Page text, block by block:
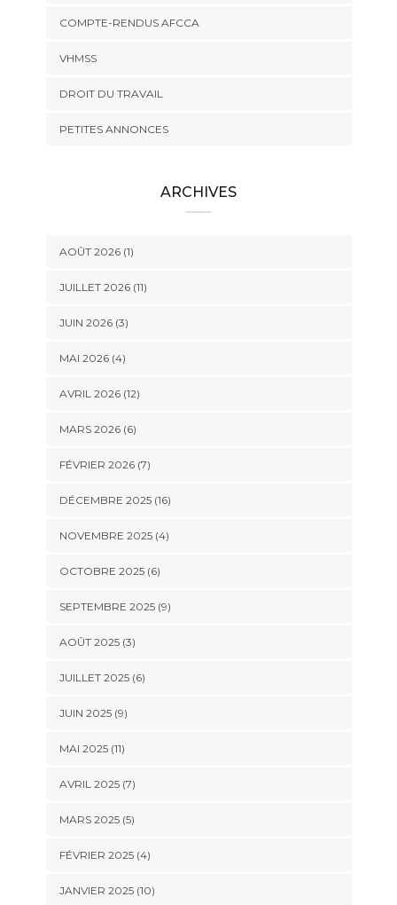
COMPTE-RENDUS AFCCA
VHMSS
DROIT DU TRAVAIL
PETITES ANNONCES
ARCHIVES
AOÛT 2026 (1)
JUILLET 2026 (11)
JUIN 2026 (3)
MAI 2026 (4)
AVRIL 2026 (12)
MARS 2026 (6)
FÉVRIER 2026 (7)
DÉCEMBRE 2025 (16)
NOVEMBRE 2025 (4)
OCTOBRE 2025 (6)
SEPTEMBRE 2025 (9)
AOÛT 2025 (3)
JUILLET 2025 (6)
JUIN 2025 (9)
MAI 2025 (11)
AVRIL 2025 (7)
MARS 2025 (5)
FÉVRIER 2025 (4)
JANVIER 2025 (10)